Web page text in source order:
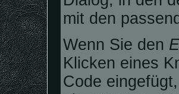
mit den
Wenn Sie den
Klicken eines
Code